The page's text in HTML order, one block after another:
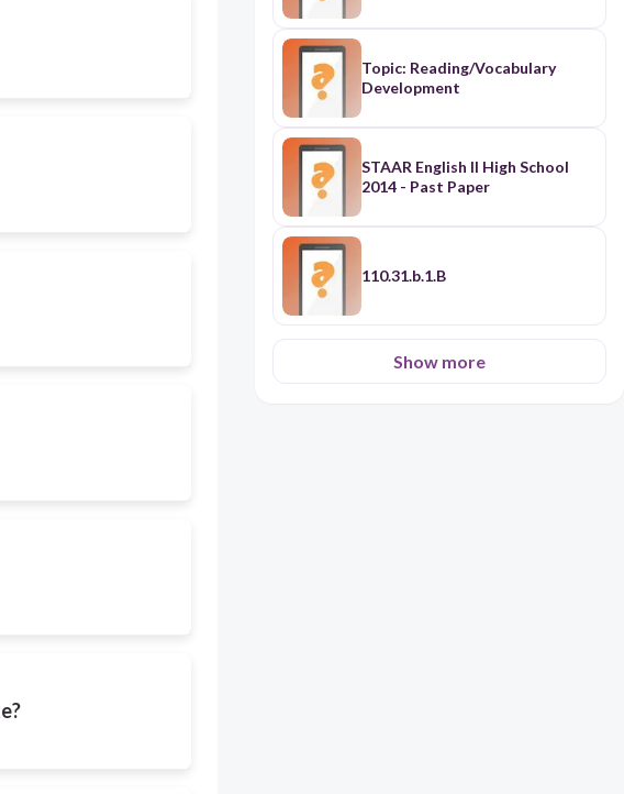
Topic: Reading/Vocabulary
Development
STAAR English II High School
2014 - Past Paper
110.31.b.1.B
Show more